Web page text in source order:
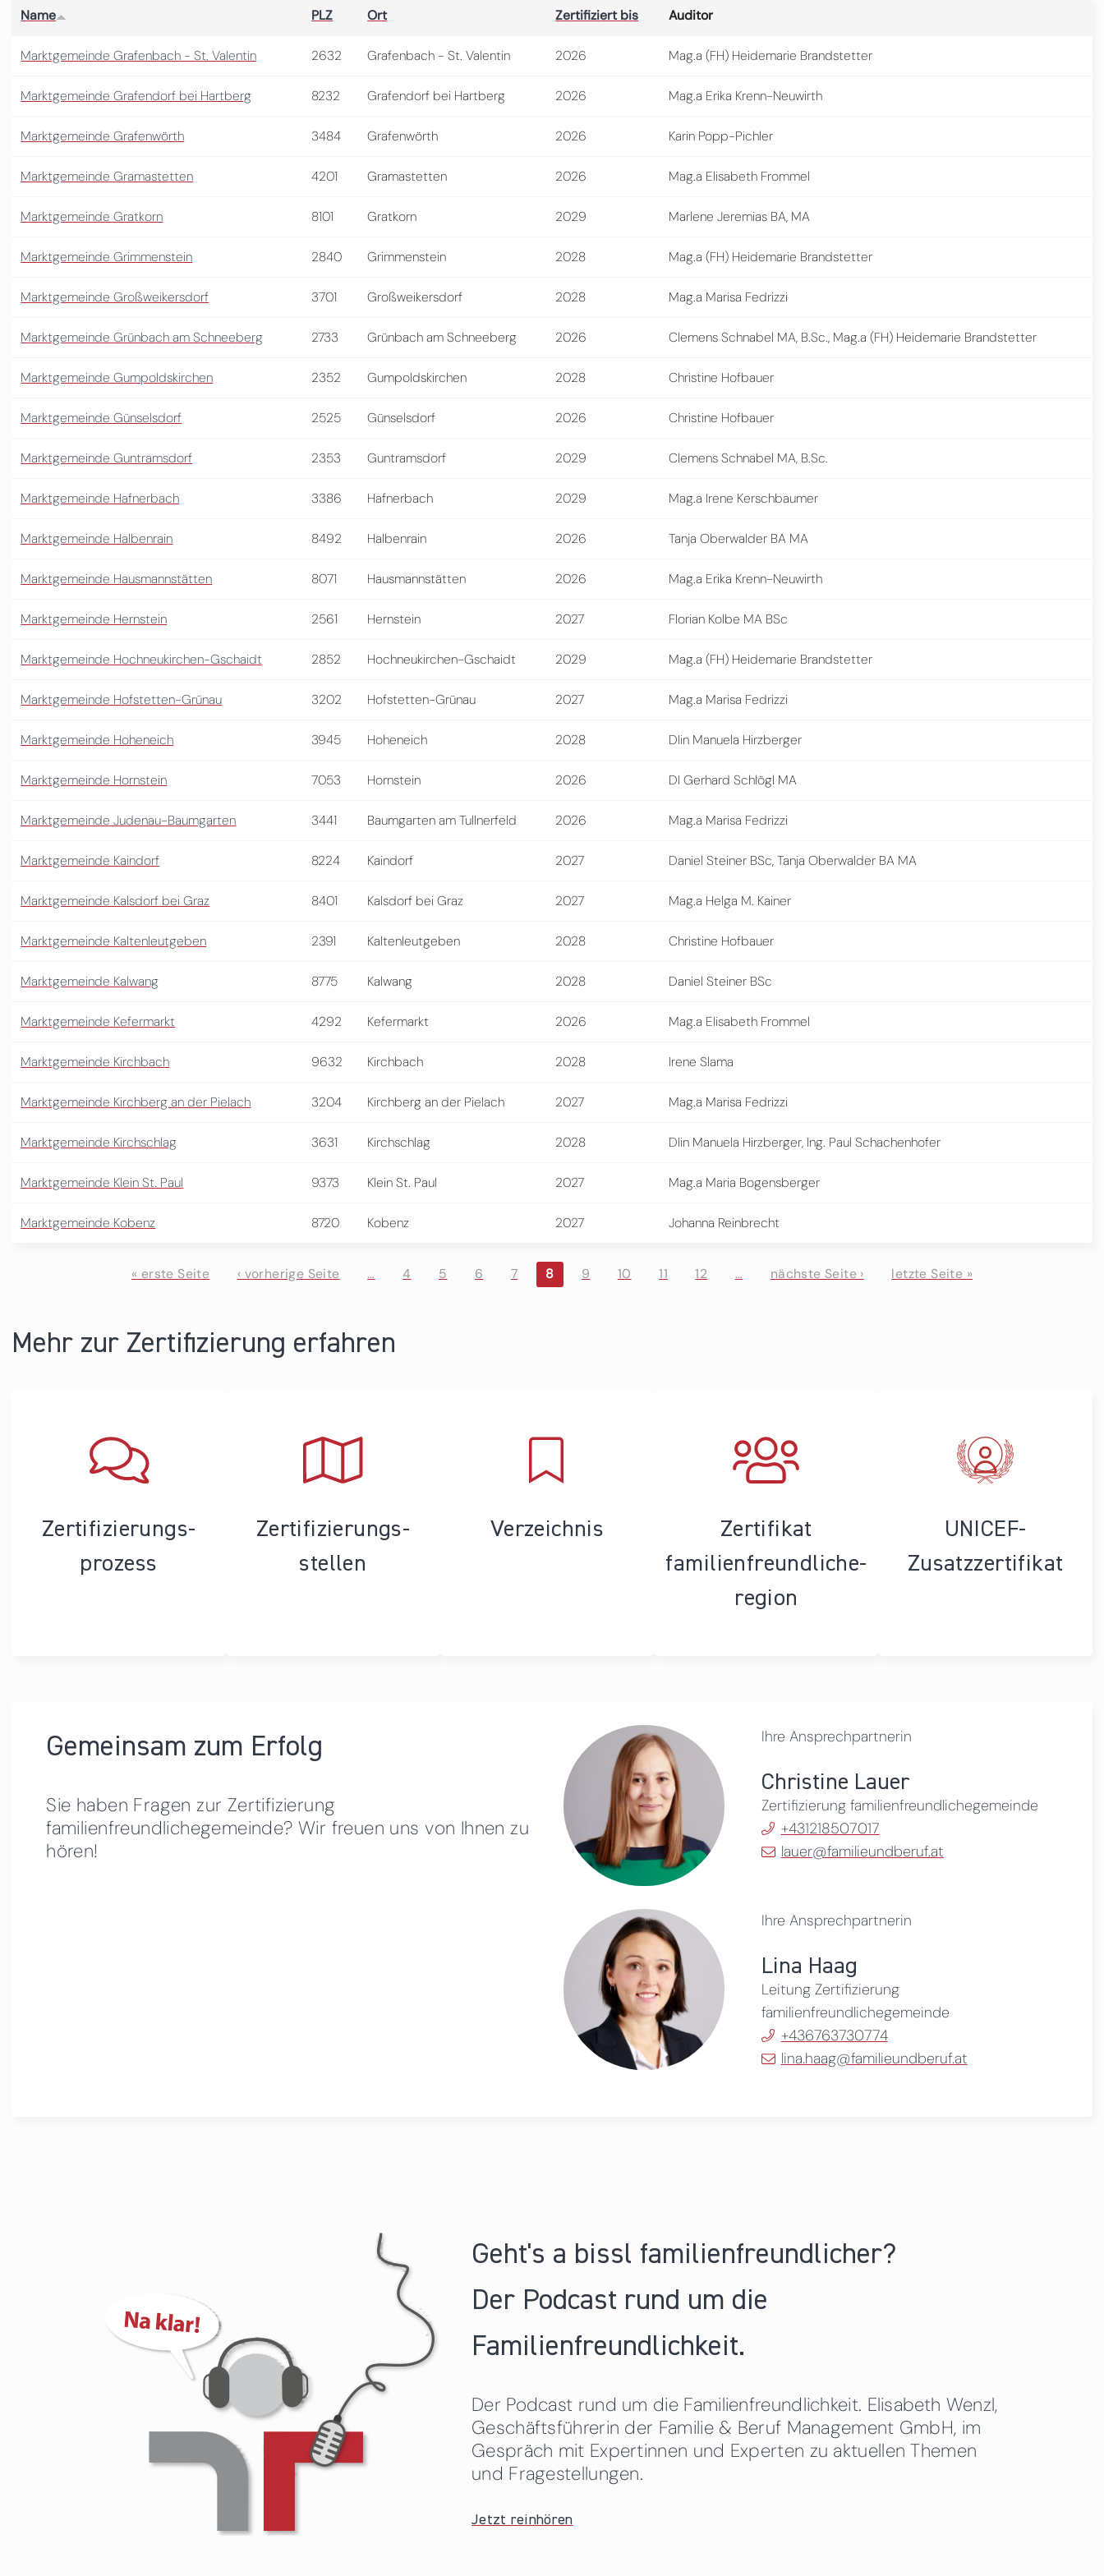
Name PLZ Ort Zertifiziert bis Auditor
Marktgemeinde Grafenbach - St. Valentin 2632 Grafenbach - St. Valentin 2026 Mag.a (FH) Heidemarie Brandstetter
Marktgemeinde Grafendorf bei Hartberg 8232 Grafendorf bei Hartberg 2026 Mag.a Erika Krenn-Neuwirth
Marktgemeinde Grafenwörth 3484 Grafenwörth 2026 Karin Popp-Pichler
Marktgemeinde Gramastetten 4201 Gramastetten 2026 Mag.a Elisabeth Frommel
Marktgemeinde Gratkorn 8101 Gratkorn 2029 Marlene Jeremias BA, MA
Marktgemeinde Grimmenstein 2840 Grimmenstein 2028 Mag.a (FH) Heidemarie Brandstetter
Marktgemeinde Großweikersdorf 3701 Großweikersdorf 2028 Mag.a Marisa Fedrizzi
Marktgemeinde Grünbach am Schneeberg 2733 Grünbach am Schneeberg 2026 Clemens Schnabel MA, B.Sc., Mag.a (FH) Heidemarie Brandstetter
Marktgemeinde Gumpoldskirchen 2352 Gumpoldskirchen 2028 Christine Hofbauer
Marktgemeinde Günselsdorf 2525 Günselsdorf 2026 Christine Hofbauer
Marktgemeinde Guntramsdorf 2353 Guntramsdorf 2029 Clemens Schnabel MA, B.Sc.
Marktgemeinde Hafnerbach 3386 Hafnerbach 2029 Mag.a Irene Kerschbaumer
Marktgemeinde Halbenrain 8492 Halbenrain 2026 Tanja Oberwalder BA MA
Marktgemeinde Hausmannstätten 8071 Hausmannstätten 2026 Mag.a Erika Krenn-Neuwirth
Marktgemeinde Hernstein 2561 Hernstein 2027 Florian Kolbe MA BSc
Marktgemeinde Hochneukirchen-Gschaidt 2852 Hochneukirchen-Gschaidt 2029 Mag.a (FH) Heidemarie Brandstetter
Marktgemeinde Hofstetten-Grünau 3202 Hofstetten-Grünau 2027 Mag.a Marisa Fedrizzi
Marktgemeinde Hoheneich 3945 Hoheneich 2028 DIin Manuela Hirzberger
Marktgemeinde Hornstein 7053 Hornstein 2026 DI Gerhard Schlögl MA
Marktgemeinde Judenau-Baumgarten 3441 Baumgarten am Tullnerfeld 2026 Mag.a Marisa Fedrizzi
Marktgemeinde Kaindorf 8224 Kaindorf 2027 Daniel Steiner BSc, Tanja Oberwalder BA MA
Marktgemeinde Kalsdorf bei Graz 8401 Kalsdorf bei Graz 2027 Mag.a Helga M. Kainer
Marktgemeinde Kaltenleutgeben 2391 Kaltenleutgeben 2028 Christine Hofbauer
Marktgemeinde Kalwang 8775 Kalwang 2028 Daniel Steiner BSc
Marktgemeinde Kefermarkt 4292 Kefermarkt 2026 Mag.a Elisabeth Frommel
Marktgemeinde Kirchbach 9632 Kirchbach 2028 Irene Slama
Marktgemeinde Kirchberg an der Pielach 3204 Kirchberg an der Pielach 2027 Mag.a Marisa Fedrizzi
Marktgemeinde Kirchschlag 3631 Kirchschlag 2028 DIin Manuela Hirzberger, Ing. Paul Schachenhofer
Marktgemeinde Klein St. Paul 9373 Klein St. Paul 2027 Mag.a Maria Bogensberger
Marktgemeinde Kobenz 8720 Kobenz 2027 Johanna Reinbrecht
« erste Seite ‹ vorherige Seite … 4 5 6 7 8 9 10 11 12 … nächste Seite › letzte Seite »
Mehr zur Zertifizierung erfahren
Zertifizierungs­
prozess
Zertifizierungs­
stellen
Verzeichnis
Zertifikat
familienfreundliche­
region
UNICEF-
Zusatzzertifikat
Gemeinsam zum Erfolg
Sie haben Fragen zur Zertifizierung
familienfreundlichegemeinde? Wir freuen uns von Ihnen zu
hören!
Ihre Ansprechpartnerin
Christine Lauer
Zertifizierung familienfreundlichegemeinde
+431218507017
lauer@familieundberuf.at
Ihre Ansprechpartnerin
Lina Haag
Leitung Zertifizierung
familienfreundlichegemeinde
+436763730774
lina.haag@familieundberuf.at
Geht's a bissl familienfreundlicher?
Der Podcast rund um die
Familienfreundlichkeit.
Der Podcast rund um die Familienfreundlichkeit. Elisabeth Wenzl,
Geschäftsführerin der Familie & Beruf Management GmbH, im
Gespräch mit Expertinnen und Experten zu aktuellen Themen
und Fragestellungen.
Jetzt reinhören